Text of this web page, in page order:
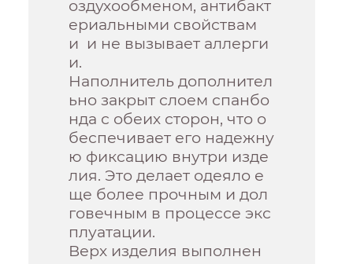
оздухообменом, антибакт
ериальными свойствам
и и не вызывает аллерги
и.
Наполнитель дополнител
ьно закрыт слоем спанбо
нда с обеих сторон, что о
беспечивает его надежну
ю фиксацию внутри изде
лия. Это делает одеяло е
ще более прочным и дол
говечным в процессе экс
плуатации.
Верх изделия выполнен